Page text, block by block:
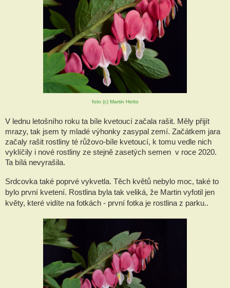
foto (c) Martin Hetto
V lednu letošního roku ta bíle kvetoucí začala rašit. Měly přijít
mrazy, tak jsem ty mladé výhonky zasypal zemí. Začátkem jara
začaly rašit rostliny té růžovo-bíle kvetoucí, k tomu vedle nich
vyklíčily i nové rostliny ze stejně zasetých semen  v roce 2020.
Ta bílá nevyrašila.
Srdcovka také poprvé vykvetla. Těch květů nebylo moc, také to
bylo první kvetení. Rostlina byla tak veliká, že Martin vyfotil jen
květy, které vidíte na fotkách - první fotka je rostlina z parku..